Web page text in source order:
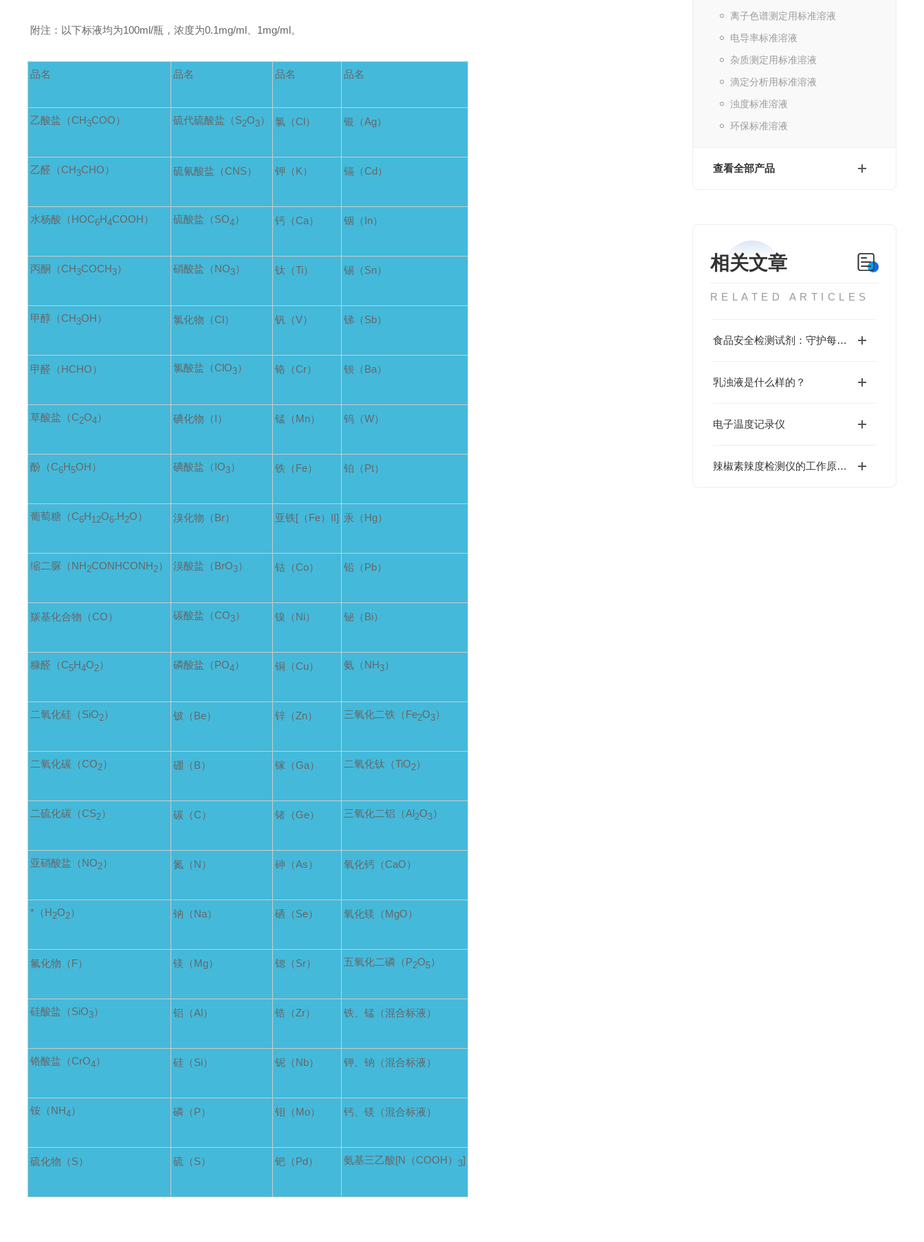
离子色谱测定用标准溶液
电导率标准溶液
杂质测定用标准溶液
滴定分析用标准溶液
浊度标准溶液
环保标准溶液
查看全部产品
相关文章
RELATED ARTICLES
食品安全检测试剂：守护每一口的安全与健康
乳浊液是什么样的？
电子温度记录仪
辣椒素辣度检测仪的工作原理揭秘：如何科学量化辣椒的辣度等级？
附注：以下标液均为100ml/瓶，浓度为0.1mg/ml、1mg/ml。
品名 品名 品名 品名
乙酸盐（CH3COO） 硫代硫酸盐（S2O3） 氯（Cl） 银（Ag）
乙醛（CH3CHO） 硫氰酸盐（CNS） 钾（K） 镉（Cd）
水杨酸（HOC6H4COOH） 硫酸盐（SO4） 钙（Ca） 铟（In）
丙酮（CH3COCH3） 硝酸盐（NO3） 钛（Ti） 锡（Sn）
甲醇（CH3OH） 氯化物（Cl） 钒（V） 锑（Sb）
甲醛（HCHO） 氯酸盐（ClO3） 铬（Cr） 钡（Ba）
草酸盐（C2O4） 碘化物（I） 锰（Mn） 钨（W）
酚（C6H5OH） 碘酸盐（IO3） 铁（Fe） 铂（Pt）
葡萄糖（C6H12O6.H2O） 溴化物（Br） 亚铁[（Fe）II] 汞（Hg）
缩二脲（NH2CONHCONH2） 溴酸盐（BrO3） 钴（Co） 铅（Pb）
羰基化合物（CO） 碳酸盐（CO3） 镍（Ni） 铋（Bi）
糠醛（C5H4O2） 磷酸盐（PO4） 铜（Cu） 氨（NH3）
二氧化硅（SiO2） 铍（Be） 锌（Zn） 三氧化二铁（Fe2O3）
二氧化碳（CO2） 硼（B） 镓（Ga） 二氧化钛（TiO2）
二硫化碳（CS2） 碳（C） 锗（Ge） 三氧化二铝（Al2O3）
亚硝酸盐（NO2） 氮（N） 砷（As） 氧化钙（CaO）
*（H2O2） 钠（Na） 硒（Se） 氧化镁（MgO）
氟化物（F） 镁（Mg） 锶（Sr） 五氧化二磷（P2O5）
硅酸盐（SiO3） 铝（Al） 锆（Zr） 铁、锰（混合标液）
铬酸盐（CrO4） 硅（Si） 铌（Nb） 钾、钠（混合标液）
铵（NH4） 磷（P） 钼（Mo） 钙、镁（混合标液）
硫化物（S） 硫（S） 钯（Pd） 氨基三乙酸[N（COOH） 3]